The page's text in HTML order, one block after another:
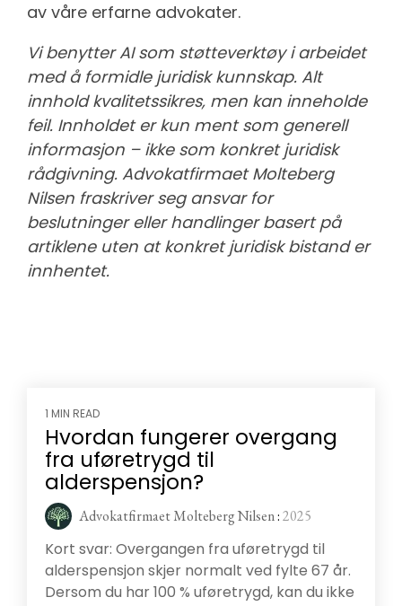
av våre erfarne advokater.
Vi benytter AI som støtteverktøy i arbeidet
med å formidle juridisk kunnskap. Alt
innhold kvalitetssikres, men kan inneholde
feil. Innholdet er kun ment som generell
informasjon – ikke som konkret juridisk
rådgivning. Advokatfirmaet Molteberg
Nilsen fraskriver seg ansvar for
beslutninger eller handlinger basert på
artiklene uten at konkret juridisk bistand er
innhentet.
1 MIN READ
Hvordan fungerer overgang
fra uføretrygd til
alderspensjon?
Advokatfirmaet Molteberg Nilsen:2025
Kort svar: Overgangen fra uføretrygd til
alderspensjon skjer normalt ved fylte 67 år.
Dersom du har 100 % uføretrygd, kan du ikke